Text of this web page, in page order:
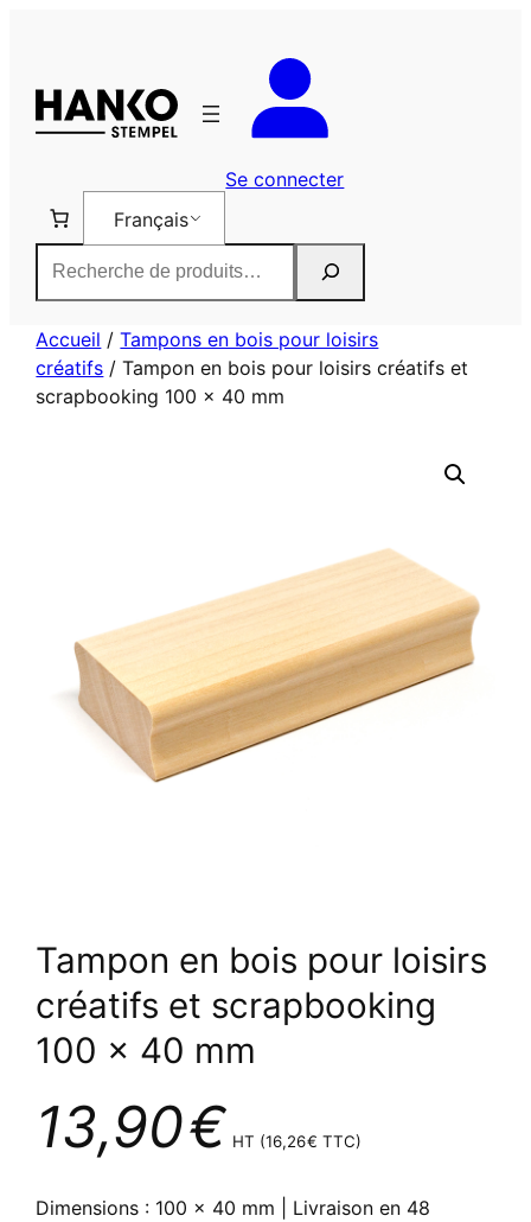
Se connecter
Français
Accueil /Tampons en bois pour loisirs
créatifs / Tampon en bois pour loisirs créatifs et
scrapbooking 100 x 40 mm
Tampon en bois pour loisirs
créatifs et scrapbooking
100 x 40 mm
13,90€ HT (16,26€ TTC)
Dimensions : 100 x 40 mm | Livraison en 48